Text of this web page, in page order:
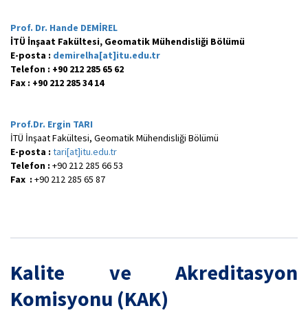
Prof. Dr. Hande DEMİREL
İTÜ İnşaat Fakültesi, Geomatik Mühendisliği Bölümü
E-posta : demirelha[at]itu.edu.tr
Telefon : +90 212 285 65 62
Fax : +90 212 285 34 14
Prof.Dr. Ergin TARI
İTÜ İnşaat Fakültesi, Geomatik Mühendisliği Bölümü
E-posta : tari[at]itu.edu.tr
Telefon : +90 212 285 66 53
Fax : +90 212 285 65 87
Kalite ve Akreditasyon
Komisyonu (KAK)